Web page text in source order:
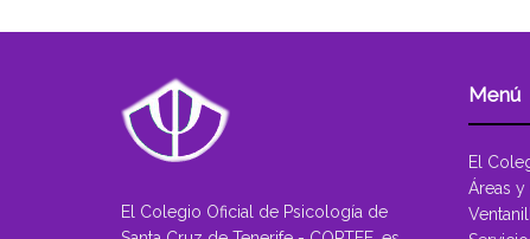
El Colegio Oficial de Psicología de
Menú
El
Áreas